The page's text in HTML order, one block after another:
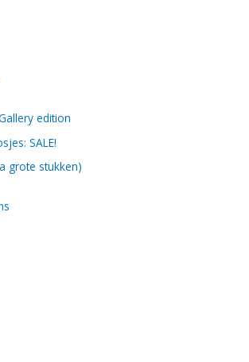
edition
SALE!
grote stukken)